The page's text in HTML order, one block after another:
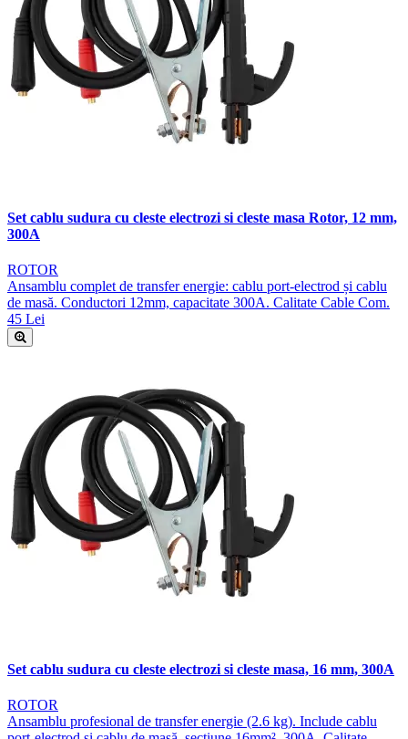
Set cablu sudura cu cleste electrozi si cleste masa Rotor, 12 mm,
300A
ROTOR
Ansamblu complet de transfer energie: cablu port-electrod și cablu
de masă. Conductori 12mm, capacitate 300A. Calitate Cable Com.
45 Lei
Set cablu sudura cu cleste electrozi si cleste masa, 16 mm, 300A
ROTOR
Ansamblu profesional de transfer energie (2.6 kg). Include cablu